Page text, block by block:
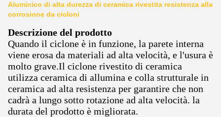
Aluminico di alta durezza di ceramica rivestita resistenza alla
corrosione da cicloni
Descrizione del prodotto
Quando il ciclone è in funzione, la parete interna
viene erosa da materiali ad alta velocità, e l'usura è
molto grave.Il ciclone rivestito di ceramica
utilizza ceramica di allumina e colla strutturale in
ceramica ad alta resistenza per garantire che non
cadrà a lungo sotto rotazione ad alta velocità. la
durata del prodotto è migliorata.